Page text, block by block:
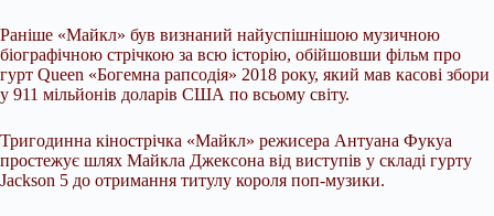
Раніше «Майкл» був визнаний найуспішнішою музичною
біографічною стрічкою за всю історію, обійшовши фільм про
гурт Queen «Богемна рапсодія» 2018 року, який мав касові збори
у 911 мільйонів доларів США по всьому світу.
Тригодинна кінострічка «Майкл» режисера Антуана Фукуа
простежує шлях Майкла Джексона від виступів у складі гурту
Jackson 5 до отримання титулу короля поп-музики.